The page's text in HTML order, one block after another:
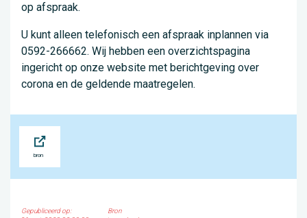
op afspraak.
U kunt alleen telefonisch een afspraak inplannen via
0592-266662. Wij hebben een overzichtspagina
ingericht op onze website met berichtgeving over
corona en de geldende maatregelen.
Gepubliceerd op:
Bron